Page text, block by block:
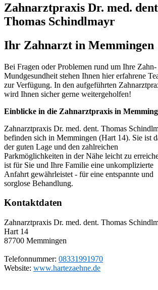
Zahnarztpraxis Dr. med.
Thomas Schindlmayr
Ihr Zahnarzt in Memmingen
Bei Fragen oder Problemen rund um Ihre Zahn-
Mundgesundheit stehen Ihnen hier erfahrene
zur Verfügung. In den aufgeführten
wird Ihnen sicher gerne weitergeholfen!
Einblicke in die Zahnarztpraxis in
Zahnarztpraxis Dr. med. dent. Thomas
befinden sich in Memmingen (Hart 14). Sie ist
der guten Lage und den zahlreichen
Parkmöglichkeiten in der Nähe leicht zu
ist für Sie und Ihre Familie eine unkomplizierte
Anfahrt gewährleistet - für eine entspannte und
sorglose Behandlung.
Kontaktdaten
Zahnarztpraxis Dr. med. dent. Thomas
Hart 14
87700 Memmingen
Telefonnummer: 08331991970
Website: www.hartezaehne.de